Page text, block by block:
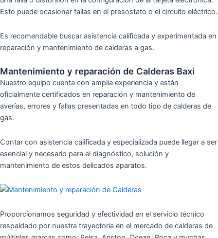
Esto puede ocasionar fallas en el presostato o el circuito eléctrico.
Es recomendable buscar asistencia calificada y experimentada en
reparación y mantenimiento de calderas a gas.
Mantenimiento y reparación de Calderas Baxi
Nuestro equipo cuenta con amplia experiencia y están
oficialmente certificados en reparación y mantenimiento de
averías, errores y fallas presentadas en todo tipo de calderas de
gas.
Contar con asistencia calificada y especializada puede llegar a ser
esencial y necesario para el diagnóstico, solución y
mantenimiento de estos delicados aparatos.
Proporcionamos seguridad y efectividad en el servicio técnico
respaldado por nuestra trayectoria en el mercado de calderas de